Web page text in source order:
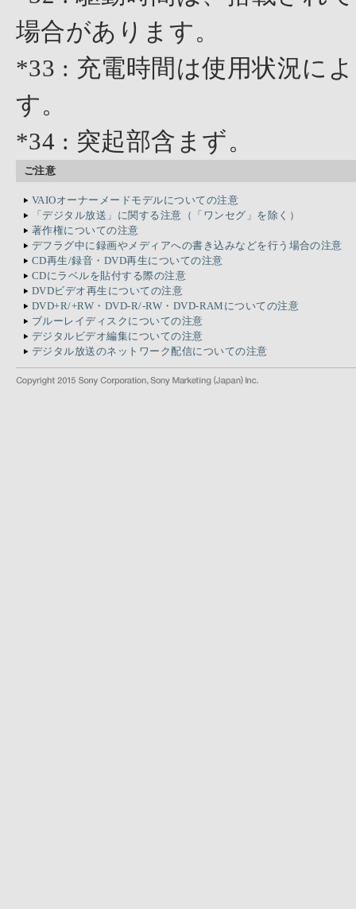
場合があります。
*33 : 充電時間は使用状況に
す。
*34 : 突起部含まず。
ご注意
VAIOオーナーメードモデルについての注意
「デジタル放送」に関する注意（「ワンセグ」を除く）
著作権についての注意
デフラグ中に録画やメディアへの書き込みなどを行う場合の注意
CD再生/録音・DVD再生についての注意
CDにラベルを貼付する際の注意
DVDビデオ再生についての注意
DVD+R/+RW・DVD-R/-RW・DVD-RAMについての注意
ブルーレイディスクについての注意
デジタルビデオ編集についての注意
デジタル放送のネットワーク配信についての注意